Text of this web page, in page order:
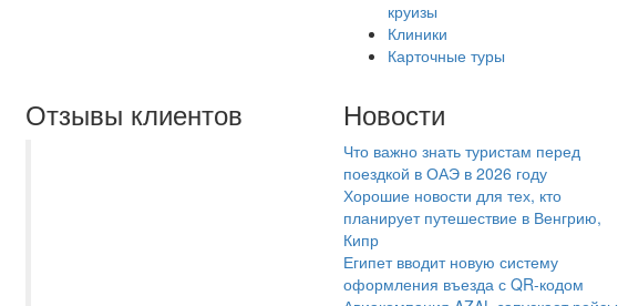
круизы
Клиники
Карточные туры
Отзывы клиентов Новости
Что важно знать туристам перед
поездкой в ОАЭ в 2026 году
Хорошие новости для тех, кто
планирует путешествие в Венгрию,
Кипр
Египет вводит новую систему
оформления въезда с QR-кодом